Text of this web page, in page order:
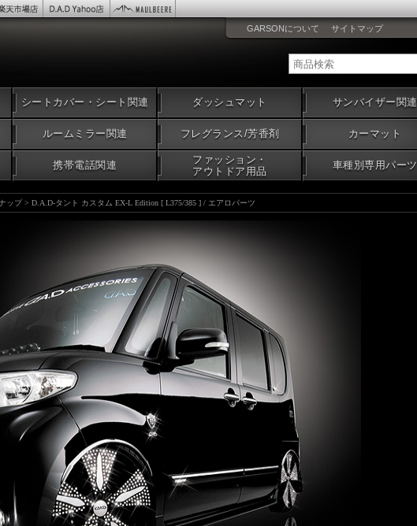
シートカバー・シート関連 ダッシュマット サンバイザー関連
ルームミラー関連 フレグランス/芳香剤 カーマット
携帯電話関連
ファッション・
アウトドア用品
車種別専用パーツ
GARSONについて サイトマップ
ップ> D.A.D-タント カスタム EX-L Edition [ L375/385 ] / エアロパーツ